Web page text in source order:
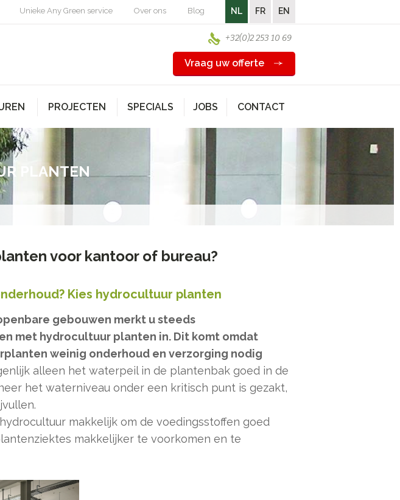
Unieke Any Green service Over ons Blog NL FR EN
+32(0)2 253 10 69
Vraag uw offerte
PROJECTEN SPECIALS JOBS CONTACT
PLANTEN
voor kantoor of bureau?
Kies hydrocultuur planten
gebouwen merkt u steeds
met hydrocultuur planten in. Dit komt omdat
weinig onderhoud en verzorging nodig
alleen het waterpeil in de plantenbak goed in de
het waterniveau onder een kritisch punt is gezakt,
makkelijk om de voedingsstoffen goed
makkelijker te voorkomen en te